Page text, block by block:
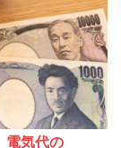
電気代の